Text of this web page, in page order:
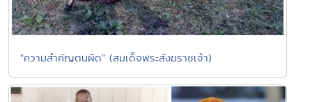
"ความสำคัญตนผิด" (สมเด็จพระสังฆราชเจ้า)